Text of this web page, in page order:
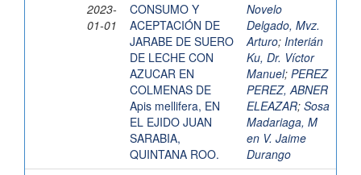
2023-
01-01
CONSUMO Y
ACEPTACIÓN DE
JARABE DE SUERO
DE LECHE CON
AZUCAR EN
COLMENAS DE
Apis mellifera, EN
EL EJIDO JUAN
SARABIA,
QUINTANA ROO.
Novelo
Delgado, Mvz.
Arturo; Interián
Ku, Dr. Víctor
Manuel; PEREZ
PEREZ, ABNER
ELEAZAR; Sosa
Madariaga, M
en V. Jaime
Durango